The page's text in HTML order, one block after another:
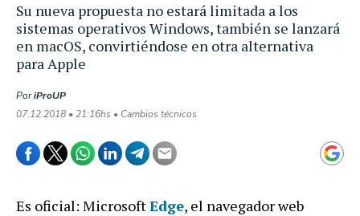
Su nueva propuesta no estará limitada a los
sistemas operativos Windows, también se lanzará
en macOS, convirtiéndose en otra alternativa
para Apple
PoriProUP
07.12.2018 • 21:16hs • Cambios técnicos
Es oficial: MicrosoftEdge, el navegador web